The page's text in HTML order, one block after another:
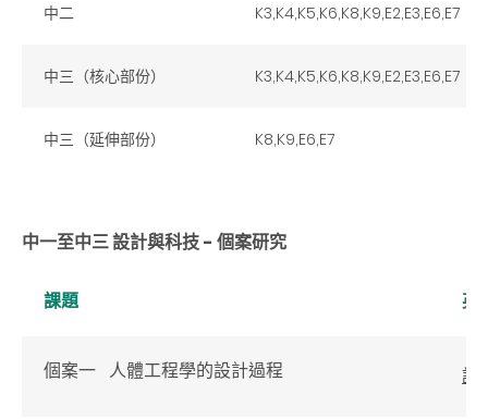
中二 K3,K4,K5,K6,K8,K9,E2,E3,E6,E7
中三（核心部份） K3,K4,K5,K6,K8,K9,E2,E3,E6,E7
中三（延伸部份） K8,K9,E6,E7
中一至中三 設計與科技 - 個案研究
課題 英
個案一 人體工程學的設計過程 詳